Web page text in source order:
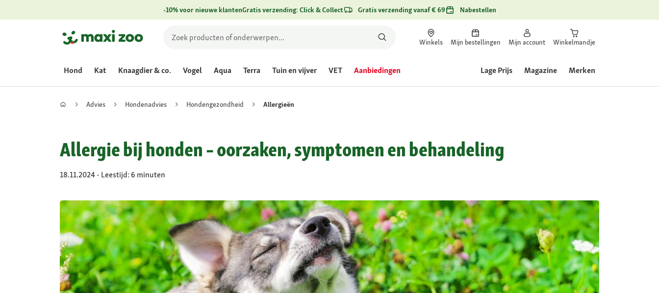
-10% voor nieuwe klantenGratis verzending: Click & Collect Gratis verzending vanaf € 69 Nabestellen
Winkels Mijn bestellingen Mijn account Winkelmandje
Hond Kat Knaagdier & co. Vogel Aqua Terra Tuin en vijver VET Aanbiedingen Lage Prijs Magazine Merken
Advies Hondenadvies Hondengezondheid Allergieën
Allergie bij honden – oorzaken, symptomen en behandeling
18.11.2024 - Leestijd: 6 minuten